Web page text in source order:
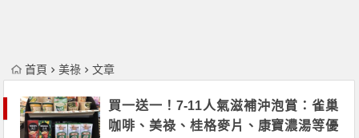
首頁 美祿 文章
買一送一！7-11人氣滋補沖泡賞：雀巢
咖啡、美祿、桂格麥片、康寶濃湯等優